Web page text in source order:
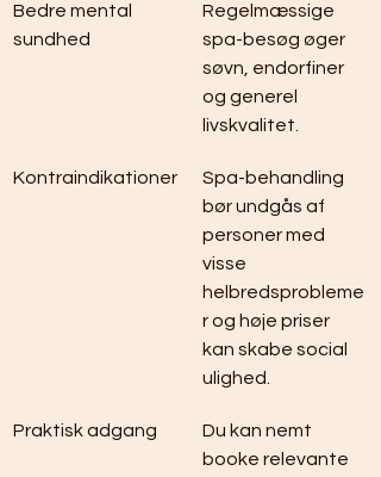
Bedre mental
sundhed
Regelmæssige
spa-besøg øger
søvn, endorfiner
og generel
livskvalitet.
Kontraindikationer
Spa-behandling
bør undgås af
personer med
visse
helbredsprobleme
r og høje priser
kan skabe social
ulighed.
Praktisk adgang
Du kan nemt
booke relevante